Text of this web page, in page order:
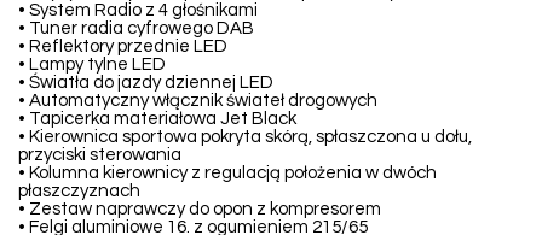
• System Radio z 4 głośnikami
• Tuner radia cyfrowego DAB
• Reflektory przednie LED
• Lampy tylne LED
• Światła do jazdy dziennej LED
• Automatyczny włącznik świateł drogowych
• Tapicerka materiałowa Jet Black
• Kierownica sportowa pokryta skórą, spłaszczona u dołu,
przyciski sterowania
• Kolumna kierownicy z regulacją położenia w dwóch
płaszczyznach
• Zestaw naprawczy do opon z kompresorem
• Felgi aluminiowe 16. z ogumieniem 215/65